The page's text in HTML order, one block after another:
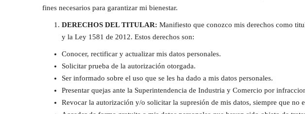
fines necesarios para garantizar mi bienestar.
DERECHOS DEL TITULAR: Manifiesto que conozco mis derechos como
y la Ley 1581 de 2012. Estos derechos son:
Conocer, rectificar y actualizar mis datos personales.
Solicitar prueba de la autorización otorgada.
Ser informado sobre el uso que se les ha dado a mis datos personales.
Presentar quejas ante la Superintendencia de Industria y Comercio por
Revocar la autorización y/o solicitar la supresión de mis datos, siempre que no